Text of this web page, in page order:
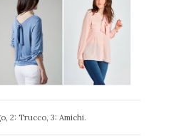
2: Trucco, 3: Amichi.